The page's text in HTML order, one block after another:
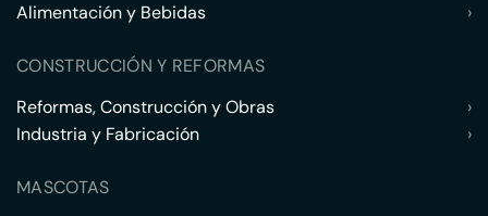
Alimentación y Bebidas
›
CONSTRUCCIÓN Y REFORMAS
Reformas, Construcción y Obras
›
Industria y Fabricación
›
MASCOTAS